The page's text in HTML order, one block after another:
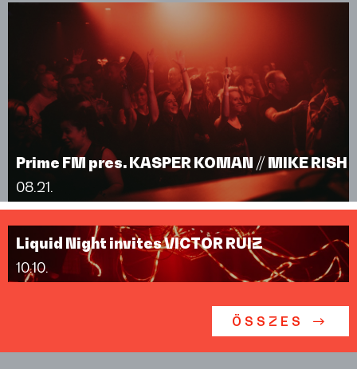
Prime FM pres. KASPER KOMAN // MIKE RISH
08.21.
Liquid Night invites VICTOR RUIZ
10.10.
ÖSSZES